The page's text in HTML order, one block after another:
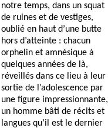
notre temps, dans un squat
de ruines et de vestiges,
oublié en haut d’une butte
hors d’atteinte : chacun
orphelin et amnésique à
quelques années de là,
réveillés dans ce lieu à leur
sortie de l’adolescence par
une figure impressionnante,
un homme bâti de récits et
langues qu’il est le dernier